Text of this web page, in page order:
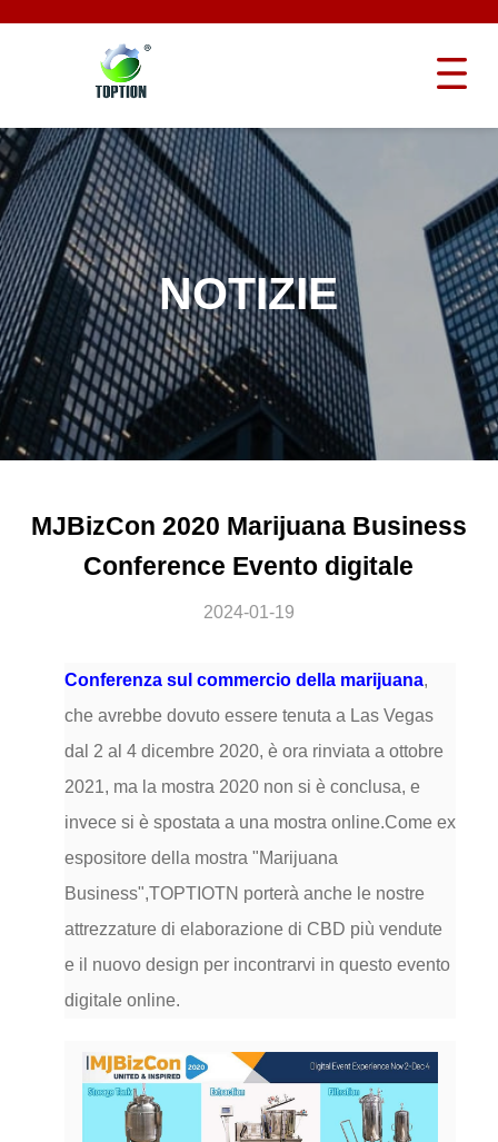
NOTIZIE
MJBizCon 2020 Marijuana Business
Conference Evento digitale
2024-01-19
Conferenza sul commercio della marijuana,
che avrebbe dovuto essere tenuta a Las Vegas
dal 2 al 4 dicembre 2020, è ora rinviata a ottobre
2021, ma la mostra 2020 non si è conclusa, e
invece si è spostata a una mostra online.Come ex
espositore della mostra "Marijuana
Business",TOPTIOTN porterà anche le nostre
attrezzature di elaborazione di CBD più vendute
e il nuovo design per incontrarvi in questo evento
digitale online.